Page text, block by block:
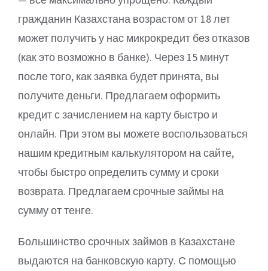
гражданин Казахстана возрастом от 18 лет
может получить у нас микрокредит без отказов
(как это возможно в банке). Через 15 минут
после того, как заявка будет принята, вы
получите деньги. Предлагаем оформить
кредит с зачислением на карту быстро и
онлайн. При этом вы можете воспользоваться
нашим кредитным калькулятором на сайте,
чтобы быстро определить сумму и сроки
возврата. Предлагаем срочные займы на
сумму от тенге.
Большинство срочных займов в Казахстане
выдаются на банковскую карту. С помощью